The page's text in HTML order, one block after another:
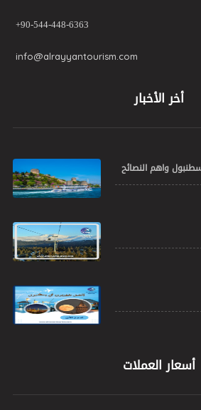
+90-544-448-6363
info@alrayyantourism.com
أخر الأخبار
واهم النصائح
أسعار العملات